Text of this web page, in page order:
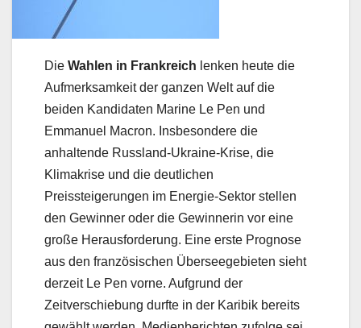
Die Wahlen in Frankreich lenken heute die
Aufmerksamkeit der ganzen Welt auf die
beiden Kandidaten Marine Le Pen und
Emmanuel Macron. Insbesondere die
anhaltende Russland-Ukraine-Krise, die
Klimakrise und die deutlichen
Preissteigerungen im Energie-Sektor stellen
den Gewinner oder die Gewinnerin vor eine
große Herausforderung. Eine erste Prognose
aus den französischen Überseegebieten sieht
derzeit Le Pen vorne. Aufgrund der
Zeitverschiebung durfte in der Karibik bereits